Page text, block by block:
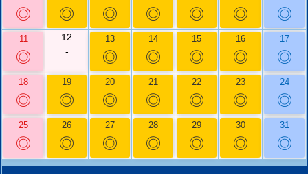
◎ ◎ ◎ ◎ ◎ ◎ ◎
11
◎
12
-
13
◎
14
◎
15
◎
16
◎
17
◎
18
◎
19
◎
20
◎
21
◎
22
◎
23
◎
24
◎
25
◎
26
◎
27
◎
28
◎
29
◎
30
◎
31
◎